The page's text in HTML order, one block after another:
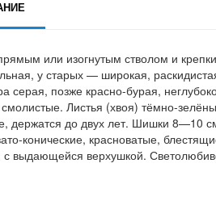
или изогнутым стволом и
у старых — широкая,
серая, позже красно-бурая,
Листья (хвоя) тёмно-
держатся до двух лет. Шишки 8—10
конические, красноватые,
с выдающейся верхушкой.